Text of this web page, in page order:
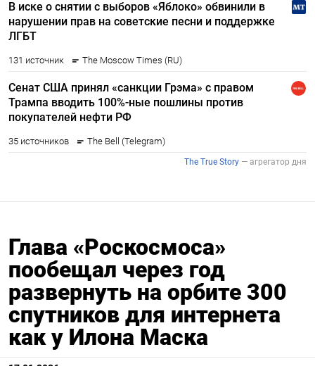
Глава «Роскосмоса»
пообещал через год
развернуть на орбите 300
спутников для интернета
как у Илона Маска